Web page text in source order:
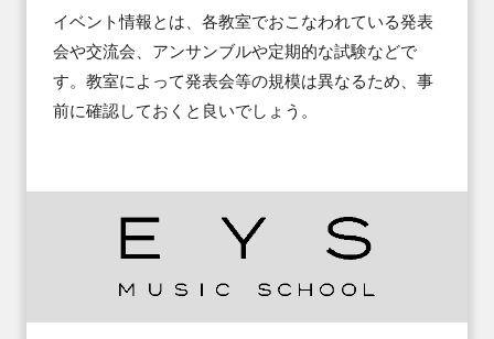
イベント情報とは、各教室でおこなわれている発表
会や交流会、アンサンブルや定期的な試験などで
す。教室によって発表会等の規模は異なるため、事
前に確認しておくと良いでしょう。